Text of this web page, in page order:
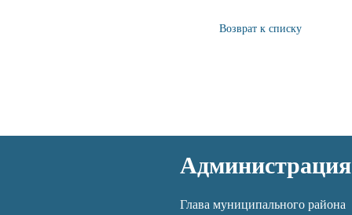
Возврат к списку
Администрация
Глава муниципального района